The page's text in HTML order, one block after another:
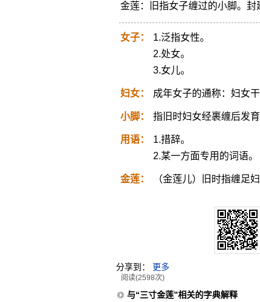
金莲：旧指女子缠过的小脚。封
女子：
1.泛指女性。
2.处女。
3.女儿。
妇女： 成年女子的通称：妇女干
小脚： 指旧时妇女经裹缠后发育
用语：
1.措辞。
2.某一方面专用的词语。
金莲： （金莲儿）旧时指缠足妇
分享到： 更多
阅读(2598次)
与“三寸金莲”相关的字典解释